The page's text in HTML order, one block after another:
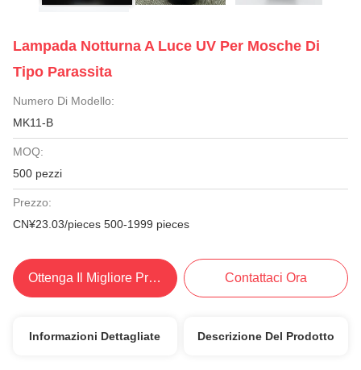
Lampada Notturna A Luce UV Per Mosche Di
Tipo Parassita
Numero Di Modello:
MK11-B
MOQ:
500 pezzi
Prezzo:
CN¥23.03/pieces 500-1999 pieces
Ottenga Il Migliore Prezzo Contattaci Ora
Informazioni Dettagliate Descrizione Del Prodotto